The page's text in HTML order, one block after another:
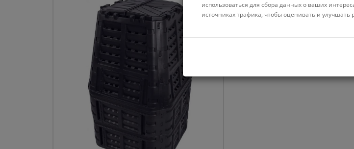
использоваться для сбора данных о ваших
источниках трафика, чтобы оценивать и улучшать